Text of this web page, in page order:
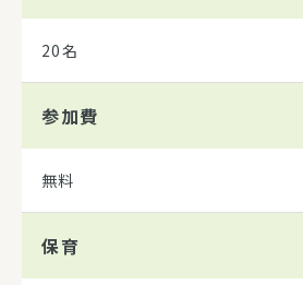
20名
参加費
無料
保育